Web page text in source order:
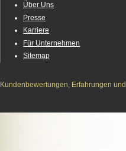
Über Uns
Presse
Karriere
Für Unternehmen
Sitemap
Kundenbewertungen, Erfahrungen